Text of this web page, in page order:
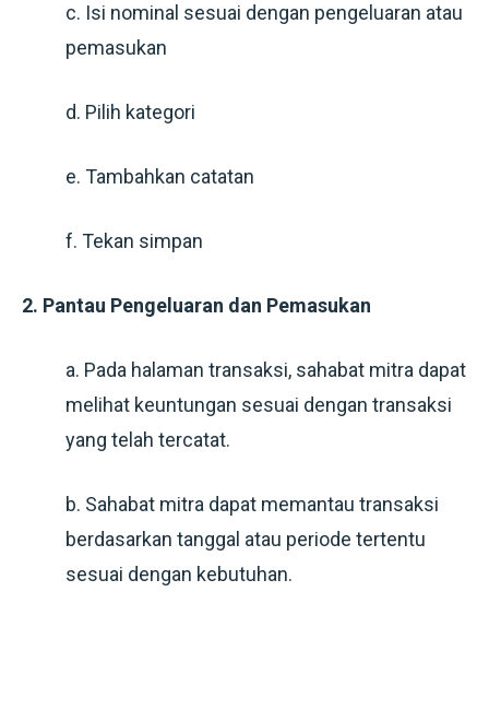
c. Isi nominal sesuai dengan pengeluaran atau
pemasukan
d. Pilih kategori
e. Tambahkan catatan
f. Tekan simpan
2. Pantau Pengeluaran dan Pemasukan
a. Pada halaman transaksi, sahabat mitra dapat
melihat keuntungan sesuai dengan transaksi
yang telah tercatat.
b. Sahabat mitra dapat memantau transaksi
berdasarkan tanggal atau periode tertentu
sesuai dengan kebutuhan.